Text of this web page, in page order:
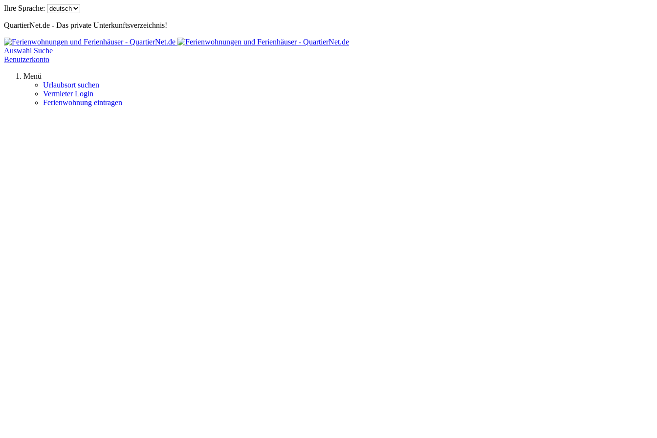
Ihre Sprache:
QuartierNet.de - Das private Unterkunftsverzeichnis!
Auswahl Suche
Benutzerkonto
Menü
Urlaubsort suchen
Vermieter Login
Ferienwohnung eintragen